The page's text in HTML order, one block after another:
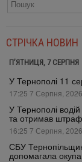
СТРІЧКА НОВИН
П’ЯТНИЦЯ, 7 СЕРПНЯ
У Тернополі 11
17:25 7 Серпня, 2026
У Тернополі
та отримав штраф
16:25 7 Серпня, 2026
СБУ
допомагала